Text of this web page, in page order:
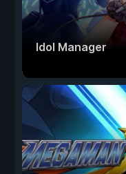
Idol Manager